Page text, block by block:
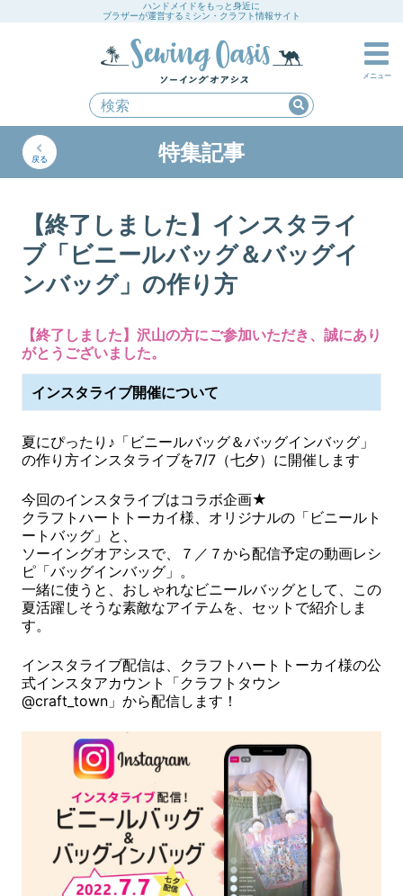
ハンドメイドをもっと身近に
ブラザーが運営するミシン・クラフト情報サイト
メニュー
戻る 特集記事
【終了しました】インスタライ
ブ「ビニールバッグ＆バッグイ
ンバッグ」の作り方
【終了しました】沢山の方にご参加いただき、誠にあり
がとうございました。
インスタライブ開催について
夏にぴったり♪「ビニールバッグ＆バッグインバッグ」
の作り方インスタライブを7/7（七夕）に開催します
今回のインスタライブはコラボ企画★
クラフトハートトーカイ様、オリジナルの「ビニールト
ートバッグ」と、
ソーイングオアシスで、７／７から配信予定の動画レシ
ピ「バッグインバッグ」。
一緒に使うと、おしゃれなビニールバッグとして、この
夏活躍しそうな素敵なアイテムを、セットで紹介しま
す。
インスタライブ配信は、クラフトハートトーカイ様の公
式インスタアカウント「クラフトタウン
@craft_town」から配信します！